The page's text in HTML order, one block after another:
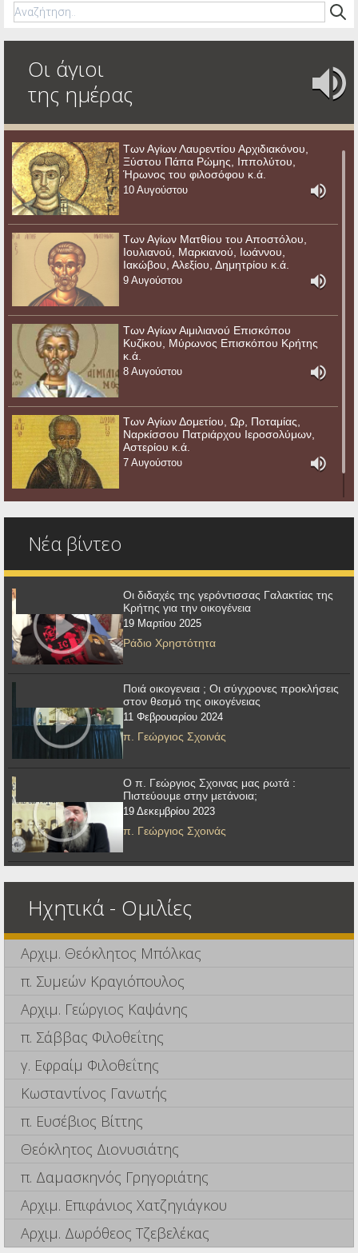
Οι άγιοι
της ημέρας
Των Αγίων Λαυρεντίου Αρχιδιακόνου,
Ξύστου Πάπα Ρώμης, Ιππολύτου,
Ήρωνος του φιλοσόφου κ.ά.
10 Αυγούστου
Των Αγίων Ματθίου του Αποστόλου,
Ιουλιανού, Μαρκιανού, Ιωάννου,
Ιακώβου, Αλεξίου, Δημητρίου κ.ά.
9 Αυγούστου
Των Αγίων Αιμιλιανού Επισκόπου
Κυζίκου, Μύρωνος Επισκόπου Κρήτης
κ.ά.
8 Αυγούστου
Των Αγίων Δομετίου, Ωρ, Ποταμίας,
Ναρκίσσου Πατριάρχου Ιεροσολύμων,
Αστερίου κ.ά.
7 Αυγούστου
Νέα βίντεο
Οι διδαχές της γερόντισσας Γαλακτίας της
Κρήτης για την οικογένεια
19 Μαρτίου 2025
Ράδιο Χρηστότητα
Ποιά οικογενεια ; Οι σύγχρονες προκλήσεις
στον θεσμό της οικογένειας
11 Φεβρουαρίου 2024
π. Γεώργιος Σχοινάς
Ο π. Γεώργιος Σχοινας μας ρωτά :
Πιστεύουμε στην μετάνοια;
19 Δεκεμβρίου 2023
π. Γεώργιος Σχοινάς
Ηχητικά - Ομιλίες
Αρχιμ. Θεόκλητος Μπόλκας
π. Συμεών Κραγιόπουλος
Αρχιμ. Γεώργιος Καψάνης
π. Σάββας Φιλοθεΐτης
γ. Εφραίμ Φιλοθεΐτης
Κωσταντίνος Γανωτής
π. Ευσέβιος Βίττης
Θεόκλητος Διονυσιάτης
π. Δαμασκηνός Γρηγοριάτης
Αρχιμ. Επιφάνιος Χατζηγιάγκου
Αρχιμ. Δωρόθεος Τζεβελέκας